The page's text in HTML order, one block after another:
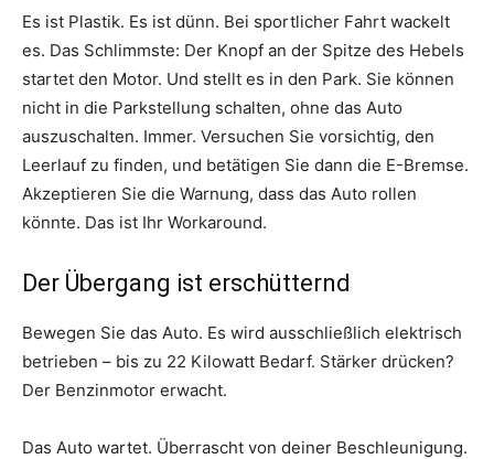
Es ist Plastik. Es ist dünn. Bei sportlicher Fahrt wackelt
es. Das Schlimmste: Der Knopf an der Spitze des Hebels
startet den Motor. Und stellt es in den Park. Sie können
nicht in die Parkstellung schalten, ohne das Auto
auszuschalten. Immer. Versuchen Sie vorsichtig, den
Leerlauf zu finden, und betätigen Sie dann die E-Bremse.
Akzeptieren Sie die Warnung, dass das Auto rollen
könnte. Das ist Ihr Workaround.
Der Übergang ist erschütternd
Bewegen Sie das Auto. Es wird ausschließlich elektrisch
betrieben – bis zu 22 Kilowatt Bedarf. Stärker drücken?
Der Benzinmotor erwacht.
Das Auto wartet. Überrascht von deiner Beschleunigung.